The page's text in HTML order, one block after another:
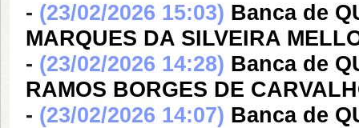
- (23/02/2026 15:03) Banca de
MARQUES DA SILVEIRA
- (23/02/2026 14:28) Banca de
RAMOS BORGES DE
- (23/02/2026 14:07) Banca de